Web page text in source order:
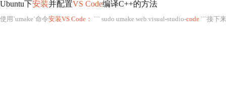
Ubuntu下安装并配置VS Code编译C++的方法
使用`umake`命令安装VS Code： ``` sudo umake web visual-studio-code ```接下